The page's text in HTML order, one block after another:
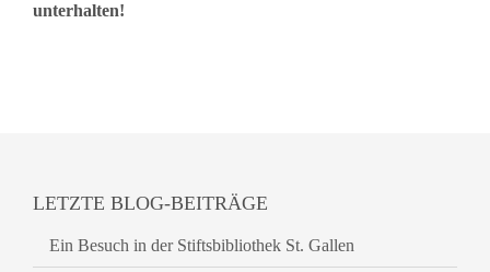
unterhalten!
LETZTE BLOG-BEITRÄGE
Ein Besuch in der Stiftsbibliothek St. Gallen